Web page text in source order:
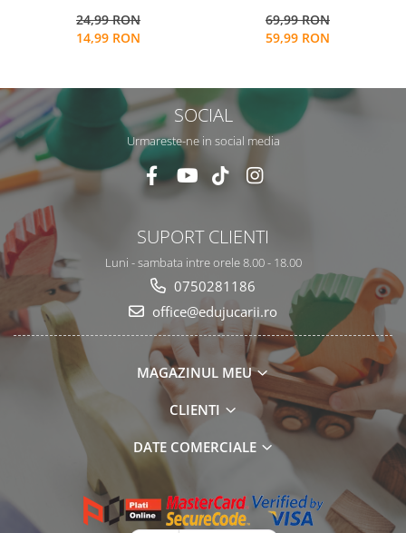
24,99 RON
14,99 RON
0 luni, multicolor, Arici
69,99 RON
59,99 RON
SOCIAL
Urmareste-ne in social media
SUPORT CLIENTI
Luni - sambata intre orele 8.00 - 18.00
0750281186
office@edujucarii.ro
MAGAZINUL MEU
CLIENTI
DATE COMERCIALE